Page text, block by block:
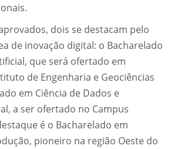
dois se destacam pelo
de inovação digital: o Bacharelado
que será ofertado em
de Engenharia e Geociências
em Ciência de Dados e
a ser ofertado no Campus
é o Bacharelado em
pioneiro na região Oeste do